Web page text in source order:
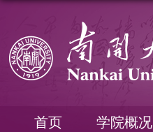
首页 学院概况